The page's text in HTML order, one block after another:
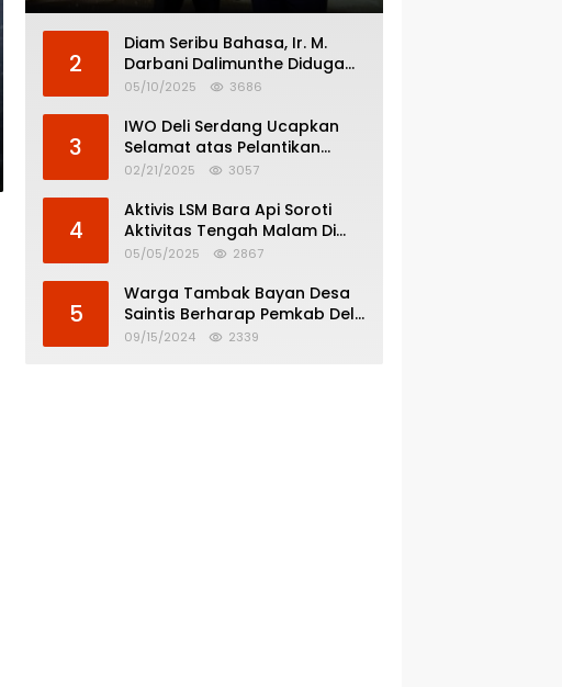
2
Diam Seribu Bahasa, Ir. M.
Darbani Dalimunthe Diduga
Menghindar dari
05/10/2025 3686
3
IWO Deli Serdang Ucapkan
Selamat atas Pelantikan
Bupati dan Wakil Bupati Deli
02/21/2025 3057
4
Aktivis LSM Bara Api Soroti
Aktivitas Tengah Malam Di
SPBU 14.213.228 Bandar Tinggi
05/05/2025 2867
5
Warga Tambak Bayan Desa
Saintis Berharap Pemkab Deli
Serdang Atasi Banjir
09/15/2024 2339